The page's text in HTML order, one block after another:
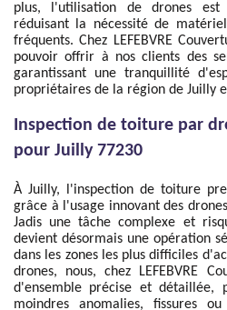
plus, l'utilisation de drones est
réduisant la nécessité de
fréquents. Chez LEFEBVRE
pouvoir offrir à nos clients des
garantissant une tranquillité
propriétaires de la région de Juilly
Inspection de toiture par
pour Juilly 77230
À Juilly, l'inspection de toiture
grâce à l'usage innovant des
Jadis une tâche complexe et
devient désormais une opération
dans les zones les plus difficiles
drones, nous, chez LEFEBVRE
d'ensemble précise et détaillée,
moindres anomalies, fissures